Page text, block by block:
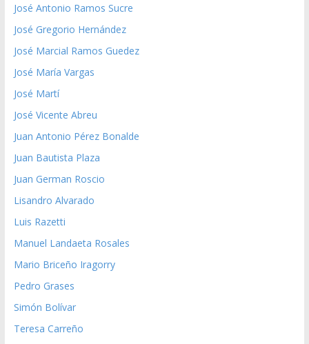
José Antonio Ramos Sucre
José Gregorio Hernández
José Marcial Ramos Guedez
José María Vargas
José Martí
José Vicente Abreu
Juan Antonio Pérez Bonalde
Juan Bautista Plaza
Juan German Roscio
Lisandro Alvarado
Luis Razetti
Manuel Landaeta Rosales
Mario Briceño Iragorry
Pedro Grases
Simón Bolívar
Teresa Carreño